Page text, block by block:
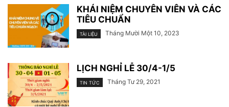
KHÁI NIỆM CHUYÊN VIÊN VÀ CÁC
TIÊU CHUẨN
TÀI LIỆU Tháng Mười Một 10, 2023
LỊCH NGHỈ LỄ 30/4-1/5
TIN TỨC Tháng Tư 29, 2021